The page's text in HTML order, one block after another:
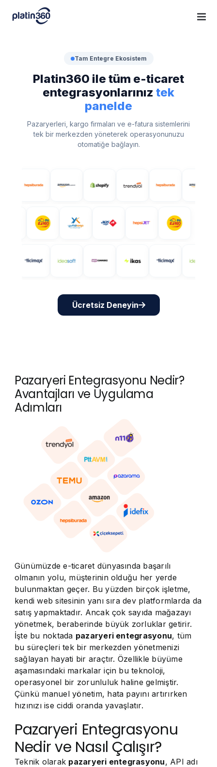
Tam Entegre Ekosistem
Platin360 ile tüm e-ticaret
entegrasyonlarınız tek
panelde
Pazaryerleri, kargo firmaları ve e-fatura sistemlerini
tek bir merkezden yöneterek operasyonunuzu
otomatiğe bağlayın.
Ücretsiz Deneyin
Pazaryeri Entegrasyonu Nedir?
Avantajları ve Uygulama
Adımları
Günümüzde e-ticaret dünyasında başarılı
olmanın yolu, müşterinin olduğu her yerde
bulunmaktan geçer. Bu yüzden birçok işletme,
kendi web sitesinin yanı sıra dev platformlarda da
satış yapmaktadır. Ancak çok sayıda mağazayı
yönetmek, beraberinde büyük zorluklar getirir.
İşte bu noktada pazaryeri entegrasyonu, tüm
bu süreçleri tek bir merkezden yönetmenizi
sağlayan hayati bir araçtır. Özellikle büyüme
aşamasındaki markalar için bu teknoloji,
operasyonel bir zorunluluk haline gelmiştir.
Çünkü manuel yönetim, hata payını artırırken
hızınızı ise ciddi oranda yavaşlatır.
Pazaryeri Entegrasyonu
Nedir ve Nasıl Çalışır?
Teknik olarak pazaryeri entegrasyonu, API adı